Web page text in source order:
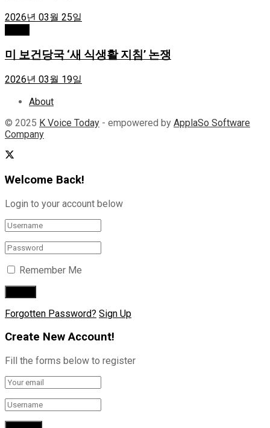
2026년 03월 25일
미 보건당국 ‘새 식생활 지침’ 논쟁
2026년 03월 19일
About
© 2025 K Voice Today - empowered by ApplaSo Software
Company
Welcome Back!
Login to your account below
Remember Me
Forgotten Password? Sign Up
Create New Account!
Fill the forms below to register